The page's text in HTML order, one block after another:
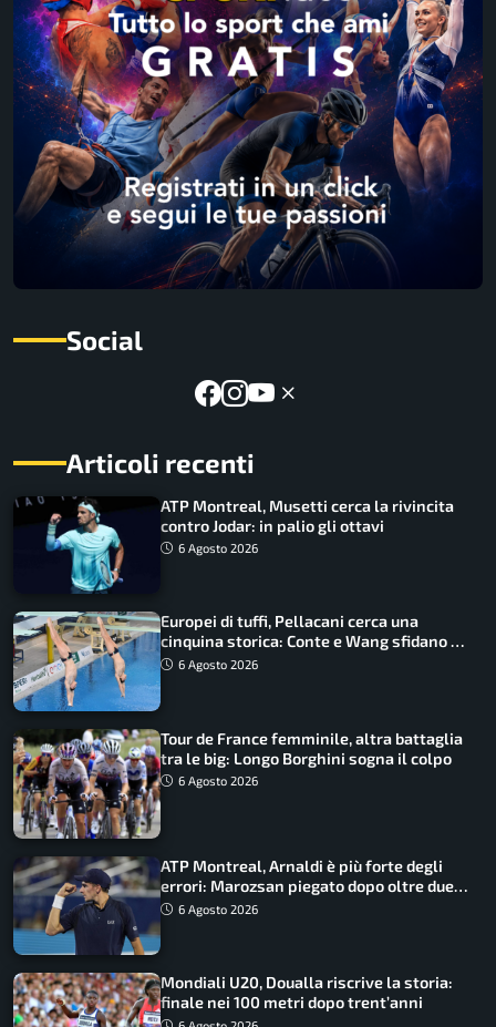
Social
Articoli recenti
ATP Montreal, Musetti cerca la rivincita
contro Jodar: in palio gli ottavi
6 Agosto 2026
Europei di tuffi, Pellacani cerca una
cinquina storica: Conte e Wang sfidano la
piattaforma
6 Agosto 2026
Tour de France femminile, altra battaglia
tra le big: Longo Borghini sogna il colpo
6 Agosto 2026
ATP Montreal, Arnaldi è più forte degli
errori: Marozsan piegato dopo oltre due
ore6 Agosto 2026
Mondiali U20, Doualla riscrive la storia:
finale nei 100 metri dopo trent’anni